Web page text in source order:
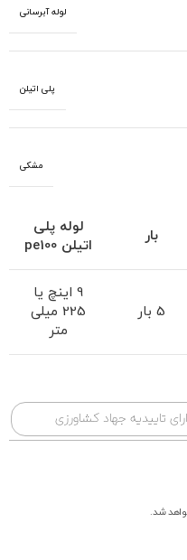
لوله آبرسانی
پلی اتیلن
مشکی
بار
لوله پلی
اتیلن pe100
5 بار
9 اینچ یا
225 میلی
متر
تاییدیه جهاد کشاورزی
شد.